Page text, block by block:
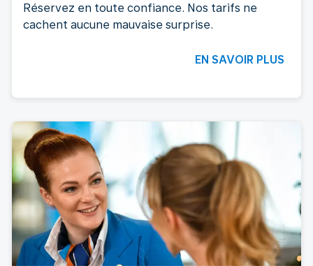
Réservez en toute confiance. Nos tarifs ne
cachent aucune mauvaise surprise.
EN SAVOIR PLUS